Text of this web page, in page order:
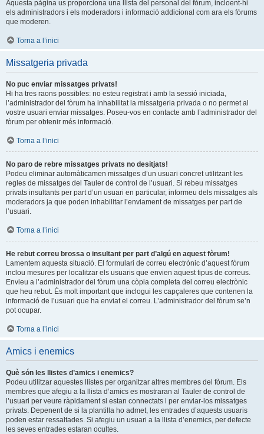
Aquesta pàgina us proporciona una llista del personal del fòrum, incloent-hi
els administradors i els moderadors i informació addicional com ara els fòrums
que moderen.
Torna a l’inici
Missatgeria privada
No puc enviar missatges privats!
Hi ha tres raons possibles: no esteu registrat i amb la sessió iniciada,
l’administrador del fòrum ha inhabilitat la missatgeria privada o no permet al
vostre usuari enviar missatges. Poseu-vos en contacte amb l’administrador del
fòrum per obtenir més informació.
Torna a l’inici
No paro de rebre missatges privats no desitjats!
Podeu eliminar automàticamen missatges d’un usuari concret utilitzant les
regles de missatges del Tauler de control de l’usuari. Si rebeu missatges
privats insultants per part d’un usuari en particular, informeu dels missatges als
moderadors ja que poden inhabilitar l’enviament de missatges per part de
l’usuari.
Torna a l’inici
He rebut correu brossa o insultant per part d’algú en aquest fòrum!
Lamentem aquesta situació. El formulari de correu electrònic d’aquest fòrum
inclou mesures per localitzar els usuaris que envien aquest tipus de correus.
Envieu a l’administrador del fòrum una còpia completa del correu electrònic
que heu rebut. És molt important que inclogui les capçaleres que contenen la
informació de l’usuari que ha enviat el correu. L’administrador del fòrum se’n
pot ocupar.
Torna a l’inici
Amics i enemics
Què són les llistes d’amics i enemics?
Podeu utilitzar aquestes llistes per organitzar altres membres del fòrum. Els
membres que afegiu a la llista d’amics es mostraran al Tauler de control de
l’usuari per veure ràpidament si estan connectats i per enviar-los missatges
privats. Depenent de si la plantilla ho admet, les entrades d’aquests usuaris
poden estar ressaltades. Si afegiu un usuari a la llista d’enemics, per defecte
les seves entrades estaran ocultes.